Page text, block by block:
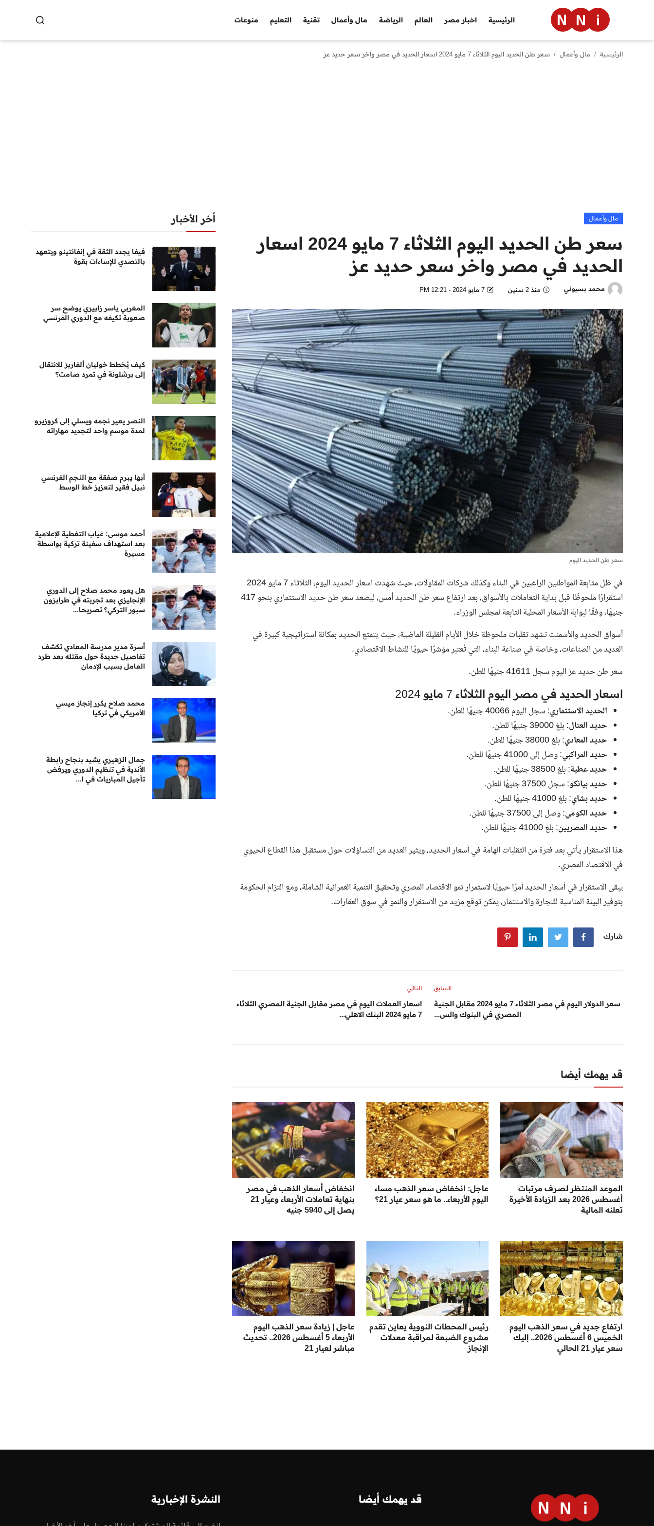
الرئيسية اخبار مصر العالم الرياضة مال وأعمال تقنية التعليم منوعات
منوعات
الرئيسية مال وأعمال سعر طن الحديد اليوم الثلاثاء 7 مايو 2024 اسعار الحديد في مصر واخر سعر حديد عز
مال وأعمال
سعر طن الحديد اليوم الثلاثاء 7 مايو 2024 اسعار
الحديد في مصر واخر سعر حديد عز
محمد بسيوني منذ 2 سنين 7 مايو 2024 - 12:21 PM
سعر طن الحديد اليوم
في ظل متابعة المواطنين الراغبين في البناء وكذلك شركات المقاولات، حيث شهدت اسعار الحديد اليوم، الثلاثاء 7 مايو 2024
استقرارًا ملحوظًا قبل بداية التعاملات بالأسواق، بعد ارتفاع سعر طن الحديد
أمس، ليصعد سعر طن حديد الاستثماري بنحو 417
جنيهًا، وفقًا لبوابة الأسعار المحلية التابعة لمجلس الوزراء.
أسواق الحديد والأسمنت تشهد تقلبات ملحوظة خلال الأيام القليلة الماضية، حيث يتمتع الحديد بمكانة استراتيجية كبيرة في
العديد من الصناعات، وخاصة في صناعة البناء، التي تُعتبر مؤشرًا حيويًا للنشاط الاقتصادي.
سعر طن حديد عز اليوم سجل 41611 جنيهًا للطن.
اسعار الحديد في مصر اليوم الثلاثاء 7 مايو 2024
الحديد الاستثماري: سجل اليوم 40066 جنيهًا للطن.
حديد العتال: بلغ 39000 جنيهًا للطن.
حديد المعادي: بلغ 38000 جنيهًا للطن.
حديد المراكبي: وصل إلى 41000 جنيهًا للطن.
حديد عطية: بلغ 38500 جنيهًا للطن.
حديد بيانكو: سجل 37500 جنيهًا للطن.
حديد بشاي: بلغ 41000 جنيهًا للطن.
حديد الكومي: وصل إلى 37500 جنيهًا للطن.
حديد المصريين: بلغ 41000 جنيهًا للطن.
هذا الاستقرار يأتي بعد فترة من التقلبات الهامة في أسعار الحديد، ويثير العديد من التساؤلات حول مستقبل هذا القطاع الحيوي
في الاقتصاد المصري.
يبقى الاستقرار في أسعار الحديد أمرًا حيويًا لاستمرار نمو الاقتصاد المصري وتحقيق التنمية العمرانية الشاملة، ومع التزام الحكومة
بتوفير البيئة المناسبة للتجارة والاستثمار، يمكن توقع مزيد من الاستقرار والنمو في سوق العقارات.
شارك
السابق
سعر الدولار اليوم في مصر الثلاثاء 7 مايو 2024 مقابل الجنية
المصري في البنوك والس...
التالي
اسعار العملات اليوم في مصر مقابل الجنية المصري الثلاثاء
7 مايو 2024 البنك الاهلي...
قد يهمك أيضا
الموعد المنتظر لصرف مرتبات
أغسطس 2026 بعد الزيادة الأخيرة
تعلنه المالية
عاجل: انخفاض سعر الذهب مساء
اليوم الأربعاء.. ما هو سعر عيار 21؟
انخفاض أسعار الذهب في مصر
بنهاية تعاملات الأربعاء وعيار 21
يصل إلى 5940 جنيه
ارتفاع جديد في سعر الذهب اليوم
الخميس 6 أغسطس 2026.. إليك
سعر عيار 21 الحالي
رئيس المحطات النووية يعاين تقدم
مشروع الضبعة لمراقبة معدلات
الإنجاز
عاجل | زيادة سعر الذهب اليوم
الأربعاء 5 أغسطس 2026.. تحديث
مباشر لعيار 21
أخر الأخبار
فيفا يجدد الثقة في إنفانتينو ويتعهد
بالتصدي للإساءات بقوة
المغربي ياسر زابيري يوضح سر
صعوبة تكيفه مع الدوري الفرنسي
كيف يُخطط خوليان ألفاريز للانتقال
إلى برشلونة في تمرد صامت؟
النصر يعير نجمه ويسلي إلى كروزيرو
لمدة موسم واحد لتجديد مهاراته
أبها يبرم صفقة مع النجم الفرنسي
نبيل فقير لتعزيز خط الوسط
أحمد موسى: غياب التغطية الإعلامية
بعد استهداف سفينة تركية بواسطة
مسيرة
هل يعود محمد صلاح إلى الدوري
الإنجليزي بعد تجربته في طرابزون
سبور التركي؟ تصريحا...
أسرة مدير مدرسة المعادي تكشف
تفاصيل جديدة حول مقتله بعد طرد
العامل بسبب الإدمان
محمد صلاح يكرر إنجاز ميسي
الأمريكي في تركيا
جمال الزهيري يشيد بنجاح رابطة
الأندية في تنظيم الدوري ويرفض
تأجيل المباريات في ا...
قد يهمك أيضا النشرة الإخبارية